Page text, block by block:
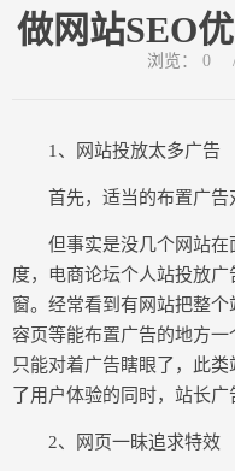
做网站SEO
浏览： 0
1、网站投放太多广告
首先，适当的布置广告
但事实是没几个网站在
度，电商论坛个人站投放
窗。经常看到有网站把整
容页等能布置广告的地方
只能对着广告瞎眼了，此
了用户体验的同时，站长
2、网页一昧追求特效